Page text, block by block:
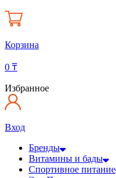
Корзина
0 ₸
Избранное
Вход
Бренды
Витамины и бады
Спортивное питание